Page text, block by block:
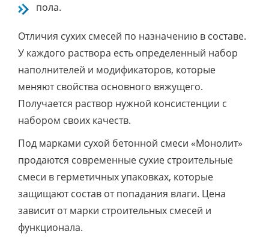
пола.
Отличия сухих смесей по назначению в составе.
У каждого раствора есть определенный набор
наполнителей и модификаторов, которые
меняют свойства основного вяжущего.
Получается раствор нужной консистенции с
набором своих качеств.
Под марками сухой бетонной смеси «Монолит»
продаются современные сухие строительные
смеси в герметичных упаковках, которые
защищают состав от попадания влаги. Цена
зависит от марки строительных смесей и
функционала.